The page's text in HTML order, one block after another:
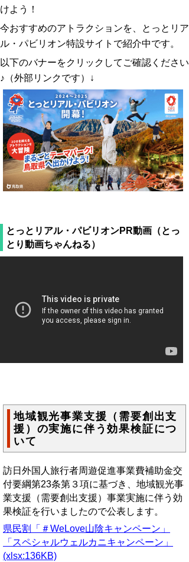
けよう！
今おすすめのアトラクションを、とっとリア
ル・パビリオン特設サイトで紹介中です。
以下のバナーをクリックしてご確認ください
♪（外部リンクです）↓
とっとリアル・パビリオンPR動画（とっ
とり動画ちゃんねる）
地域観光事業支援（需要創出支
援）の実施に伴う効果検証につ
いて
訪日外国人旅行者周遊促進事業費補助金交
付要綱第23条第３項に基づき、地域観光事
業支援（需要創出支援）事業実施に伴う効
果検証を行いましたので公表します。
県民割「＃WeLove山陰キャンペーン」
「スペシャルウェルカニキャンペーン」
(xlsx:136KB)